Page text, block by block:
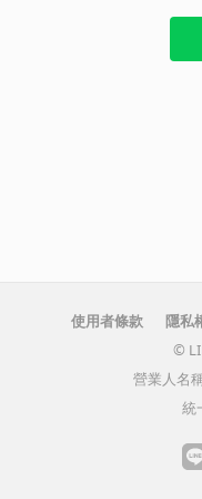
使用者條款 隱私
©
營業人名
統